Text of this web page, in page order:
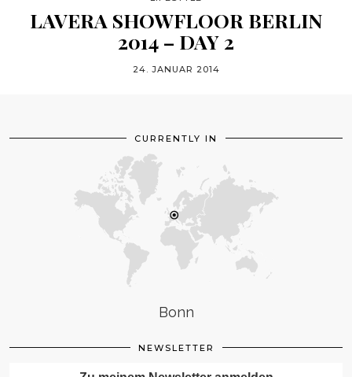
LAVERA SHOWFLOOR BERLIN
2014 – DAY 2
24. JANUAR 2014
CURRENTLY IN
Bonn
NEWSLETTER